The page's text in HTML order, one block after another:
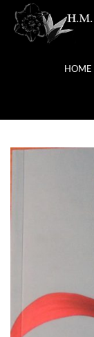
naar
inhoud
HOME